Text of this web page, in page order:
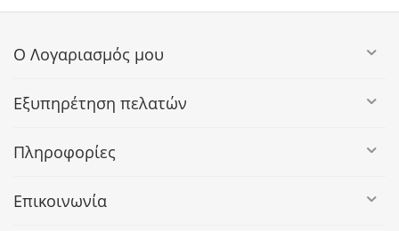
Ο Λογαριασμός μου
Εξυπηρέτηση πελατών
Πληροφορίες
Επικοινωνία